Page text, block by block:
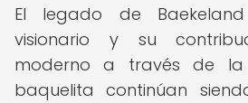
El legado de
visionario y su
moderno a través de
baquelita continúan